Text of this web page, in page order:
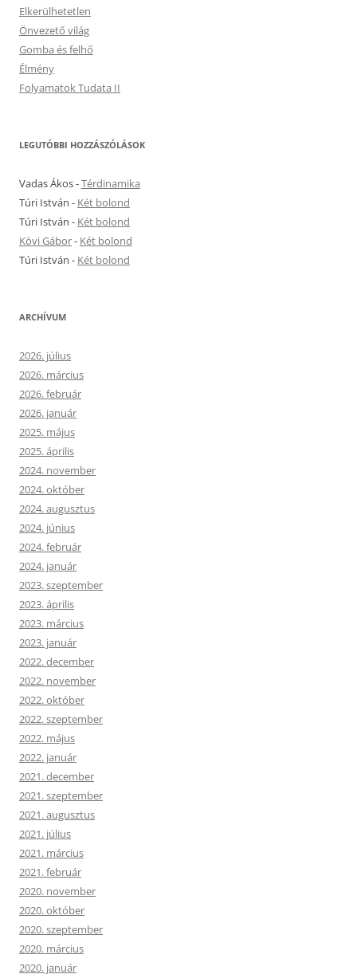
Elkerülhetetlen
Önvezető világ
Gomba és felhő
Élmény
Folyamatok Tudata II
LEGUTÓBBI HOZZÁSZÓLÁSOK
Vadas Ákos-Térdinamika
Túri István - Két bolond
Túri István - Két bolond
Kövi Gábor- Két bolond
Túri István - Két bolond
ARCHÍVUM
2026. július
2026. március
2026. február
2026. január
2025. május
2025. április
2024. november
2024. október
2024. augusztus
2024. június
2024. február
2024. január
2023. szeptember
2023. április
2023. március
2023. január
2022. december
2022. november
2022. október
2022. szeptember
2022. május
2022. január
2021. december
2021. szeptember
2021. augusztus
2021. július
2021. március
2021. február
2020. november
2020. október
2020. szeptember
2020. március
2020. január